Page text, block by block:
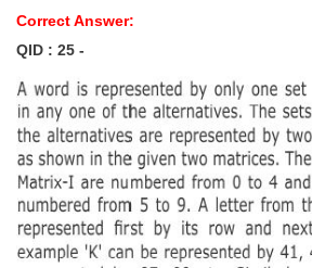
Correct Answer:
QID : 25 -